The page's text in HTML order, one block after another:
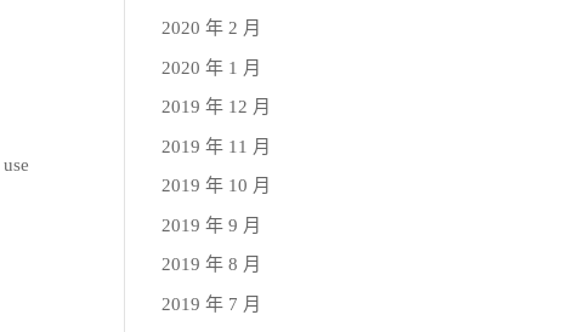
2020 年 2 月
2020 年 1 月
2019 年 12 月
2019 年 11 月
2019 年 10 月
2019 年 9 月
2019 年 8 月
2019 年 7 月